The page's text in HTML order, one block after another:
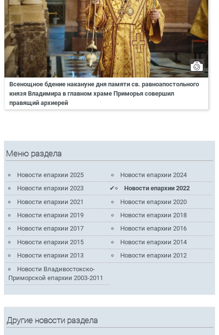
Всенощное бдение накануне дня памяти св. равноапостольного
князя Владимира в главном храме Приморья совершил
правящий архиерей
Меню раздела
Новости епархии 2025
Новости епархии 2024
Новости епархии 2023
Новости епархии 2022
Новости епархии 2021
Новости епархии 2020
Новости епархии 2019
Новости епархии 2018
Новости епархии 2017
Новости епархии 2016
Новости епархии 2015
Новости епархии 2014
Новости епархии 2013
Новости епархии 2012
Новости Владивостокско-
Приморской епархии 2003-2011
Другие новости раздела